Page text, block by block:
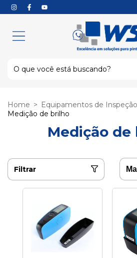
Home > Equipamentos de Inspeção
Medição de brilho
Medição de
Filtrar